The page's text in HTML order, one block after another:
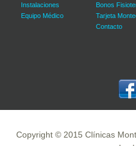
Instalaciones
Equipo Médico
Bonos
Tarjeta
Contacto
Copyright © 2015 Clínicas